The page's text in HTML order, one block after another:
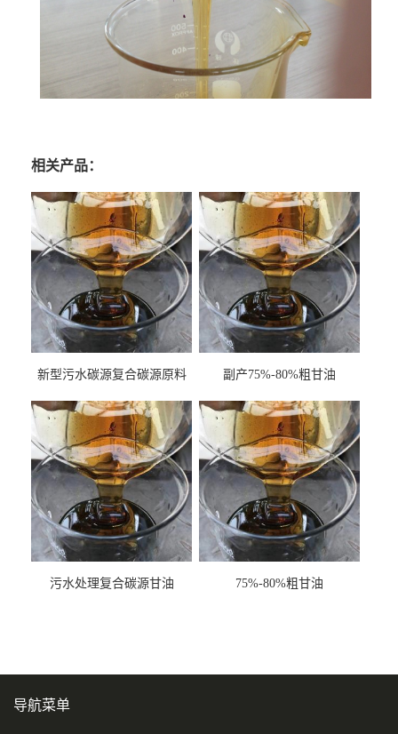
相关产品：
新型污水碳源复合碳源原料
副产75%-80%粗甘油
污水处理复合碳源甘油
75%-80%粗甘油
导航菜单